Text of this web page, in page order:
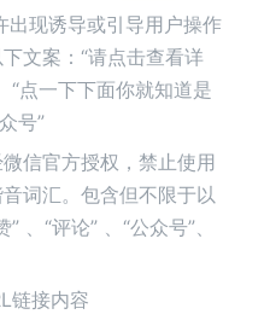
出现诱导或引导用户操作
文案：“请点击查看详
“点一下下面你就知道是
号”
信官方授权，禁止使用
词汇。包含但不限于以
、“评论” 、“公众号”、
链接内容